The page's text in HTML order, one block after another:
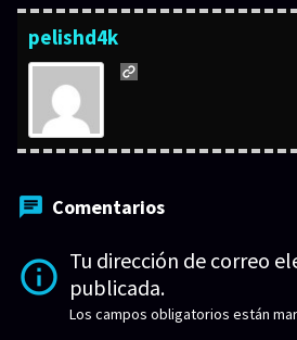
pelishd4k
Comentarios
Tu dirección de correo
publicada.
Los campos obligatorios están